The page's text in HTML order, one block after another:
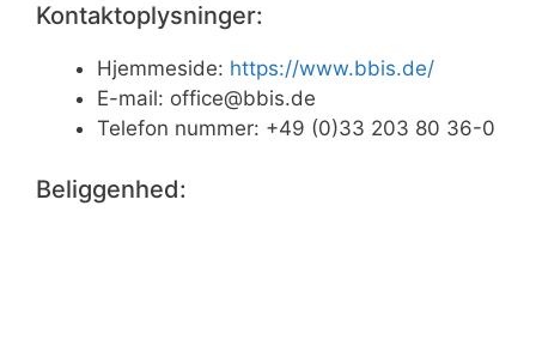
Kontaktoplysninger:
Hjemmeside: https://www.bbis.de/
E-mail: office@bbis.de
Telefon nummer: +49 (0)33 203 80 36-0
Beliggenhed: